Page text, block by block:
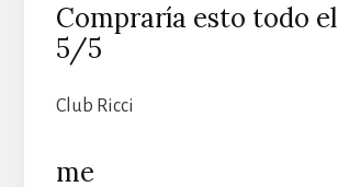
Compraría esto todo
5/5
Club Ricci
me